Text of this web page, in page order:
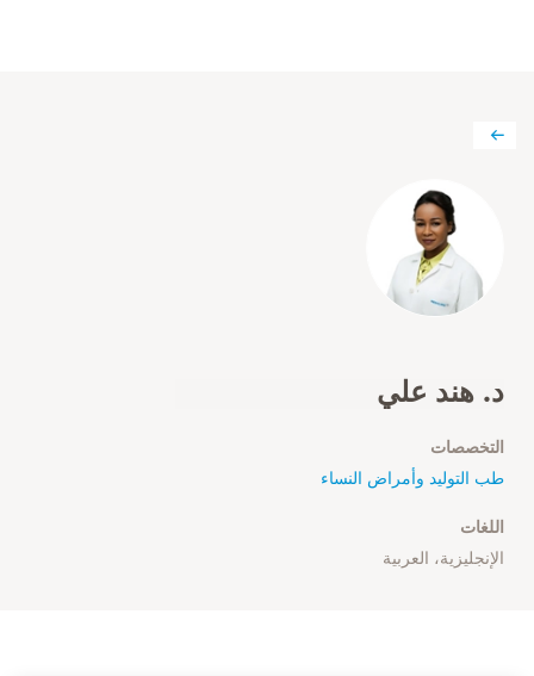
د. هند علي
التخصصات
طب التوليد وأمراض النساء
اللغات
الإنجليزية، العربية